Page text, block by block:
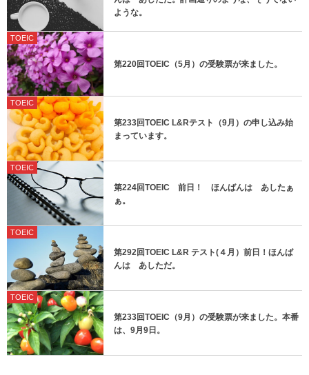
ような。
TOEIC
第220回TOEIC（5月）の受験票が来ました。
TOEIC
第233回TOEIC L&Rテスト（9月）の申し込み始
まっています。
TOEIC
第224回TOEIC 前日！ ほんばんは あしたぁ
ぁ。
TOEIC
第292回TOEIC L&R テスト(４月）前日！ほんば
んは あしただ。
TOEIC
第233回TOEIC（9月）の受験票が来ました。本番
は、9月9日。